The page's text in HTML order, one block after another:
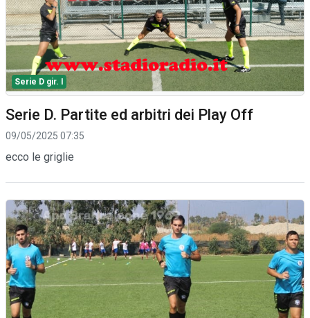
Serie D gir. I
Serie D. Partite ed arbitri dei Play Off
09/05/2025 07:35
ecco le griglie